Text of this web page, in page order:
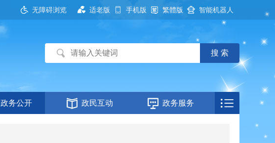
无障碍浏览 适老版 手机版 繁體版 智能机器人
政务公开 政民互动 政务服务